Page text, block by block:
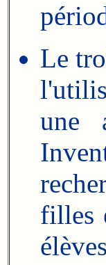
Le
une
filles